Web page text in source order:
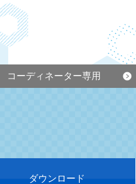
ダウンロード
コーディネーター専用